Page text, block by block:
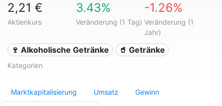
2,21 €
Aktienkurs
3.43%
Veränderung (1 Tag)
-1.26%
Veränderung (1
Jahr)
🍷 Alkoholische Getränke 🥤 Getränke
Kategorien
Marktkapitalisierung Umsatz Gewinn